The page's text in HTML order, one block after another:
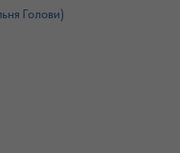
Голови)